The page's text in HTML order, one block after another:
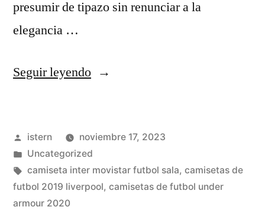
presumir de tipazo sin renunciar a la
elegancia …
Seguir leyendo«camisetas
niños»
Publicado
por
istern
noviembre 17, 2023
Publicado
en
Uncategorized
Etiquetas:
camiseta inter movistar futbol sala, camisetas de
futbol 2019 liverpool, camisetas de futbol under
armour 2020